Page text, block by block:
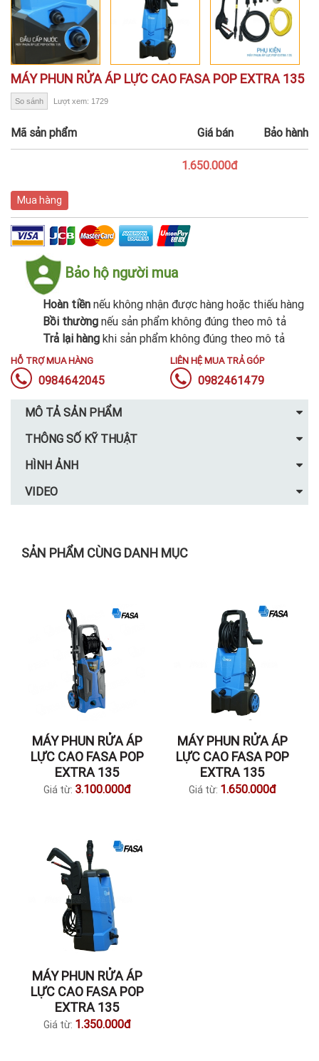
MÁY PHUN RỬA ÁP LỰC CAO FASA POP EXTRA 135
So sánh Lượt xem: 1729
Mã sản phẩm Giá bán Bảo hành
1.650.000đ
Mua hàng
Bảo hộ người mua
Hoàn tiền nếu không nhận được hàng hoặc thiếu hàng
Bồi thường nếu sản phẩm không đúng theo mô tả
Trả lại hàng khi sản phẩm không đúng theo mô tả
HỖ TRỢ MUA HÀNG
0984642045
LIÊN HỆ MUA TRẢ GÓP
0982461479
MÔ TẢ SẢN PHẨM
THÔNG SỐ KỸ THUẬT
HÌNH ẢNH
VIDEO
SẢN PHẨM CÙNG DANH MỤC
MÁY PHUN RỬA ÁP
LỰC CAO FASA POP
EXTRA 135
Giá từ: 3.100.000đ
MÁY PHUN RỬA ÁP
LỰC CAO FASA POP
EXTRA 135
Giá từ: 1.650.000đ
MÁY PHUN RỬA ÁP
LỰC CAO FASA POP
EXTRA 135
Giá từ: 1.350.000đ